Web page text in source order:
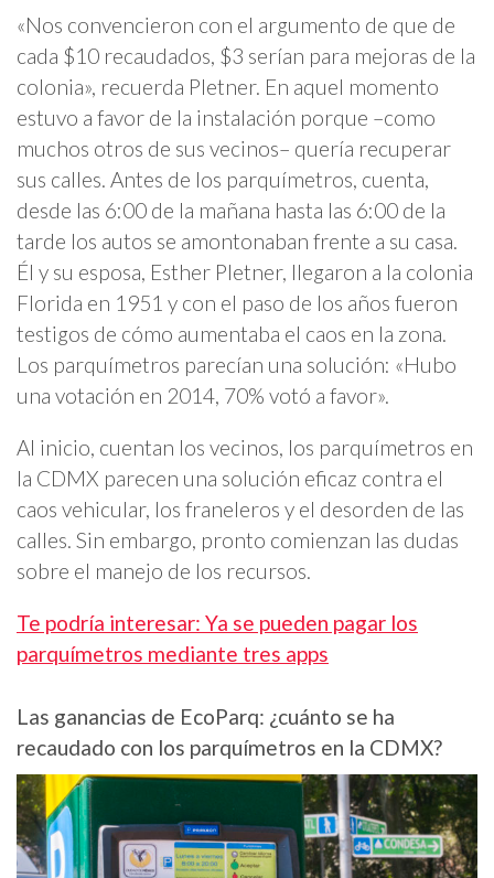
«Nos convencieron con el argumento de que de
cada $10 recaudados, $3 serían para mejoras de la
colonia», recuerda Pletner. En aquel momento
estuvo a favor de la instalación porque –como
muchos otros de sus vecinos– quería recuperar
sus calles. Antes de los parquímetros, cuenta,
desde las 6:00 de la mañana hasta las 6:00 de la
tarde los autos se amontonaban frente a su casa.
Él y su esposa, Esther Pletner, llegaron a la colonia
Florida en 1951 y con el paso de los años fueron
testigos de cómo aumentaba el caos en la zona.
Los parquímetros parecían una solución: «Hubo
una votación en 2014, 70% votó a favor».
Al inicio, cuentan los vecinos, los parquímetros en
la CDMX parecen una solución eficaz contra el
caos vehicular, los franeleros y el desorden de las
calles. Sin embargo, pronto comienzan las dudas
sobre el manejo de los recursos.
Te podría interesar: Ya se pueden pagar los
parquímetros mediante tres apps
Las ganancias de EcoParq: ¿cuánto se ha
recaudado con los parquímetros en la CDMX?